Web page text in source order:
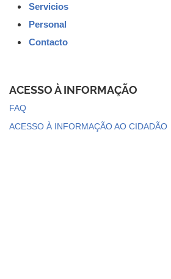
Servicios
Personal
Contacto
ACESSO À INFORMAÇÃO
FAQ
ACESSO À INFORMAÇÃO AO CIDADÃO